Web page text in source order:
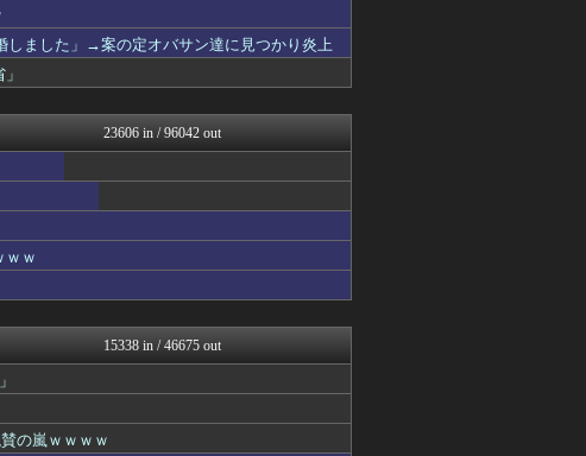
アニゲー速報
2次元に捉われない
fig速
アニはつ -アニメ発信場-
アニチャット
コンテンツ・声優 | ラブ...
ああ言えばForYou
ぴこ速(〃'∇'〃)？
漫画まとめ速報
コンテンツ・声優 | ラブ...
異世界転生まとめ速報
しました」→案の定オバサン達に見つかり炎上
23606 in / 96042 out
ｗｗ
15338 in / 46675 out
の嵐ｗｗｗｗ